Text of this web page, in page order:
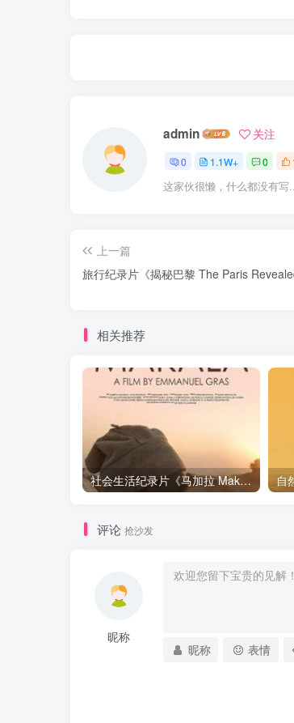
admin 关注
0 1.1W+ 0
这家伙很懒，什么都没有写
上一篇
旅行纪录片《揭秘巴黎 The Paris
相关推荐
社会生活纪录片《马加拉 Makala》下载
评论 抢沙发
昵称
昵称 表情